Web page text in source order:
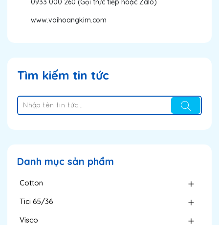
0933 000 260 (Gọi trực tiếp hoặc Zalo)
www.vaihoangkim.com
Tìm kiếm tin tức
Danh mục sản phẩm
Cotton
Tici 65/36
Visco